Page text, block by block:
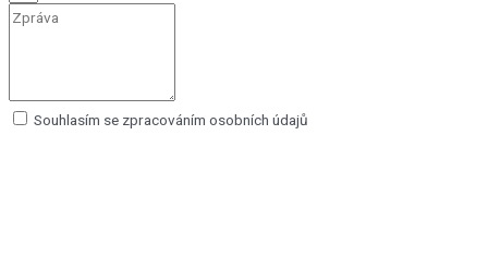
Souhlasím se zpracováním osobních údajů